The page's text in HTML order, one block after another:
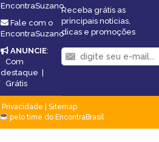
EncontraSuzano
Fale com o
EncontraSuzano
ANUNCIE:
Com
destaque |
Grátis
Receba grátis as
principais notícias,
dicas e promoções
Privacidade
Sitemap
pelo time do EncontraBrasil